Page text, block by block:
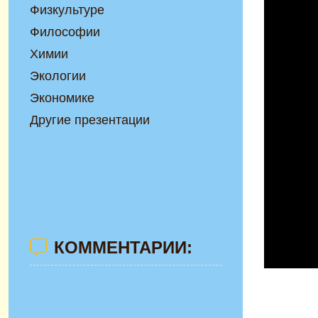
Физкультуре
Философии
Химии
Экологии
Экономике
Другие презентации
КОММЕНТАРИИ: